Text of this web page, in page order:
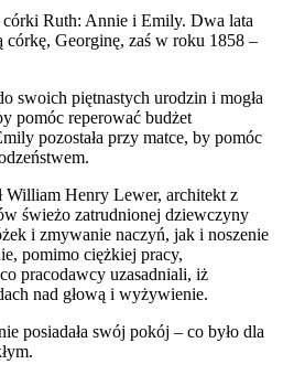
córki Ruth: Annie i Emily. Dwa lata
córkę, Georginę, zaś w roku 1858 –
swoich piętnastych urodzin i mogła
pomóc reperować budżet
pozostała przy matce, by pomóc
William Henry Lewer, architekt z
świeżo zatrudnionej dziewczyny
i zmywanie naczyń, jak i noszenie
pomimo ciężkiej pracy,
pracodawcy uzasadniali, iż
nad głową i wyżywienie.
posiadała swój pokój – co było dla